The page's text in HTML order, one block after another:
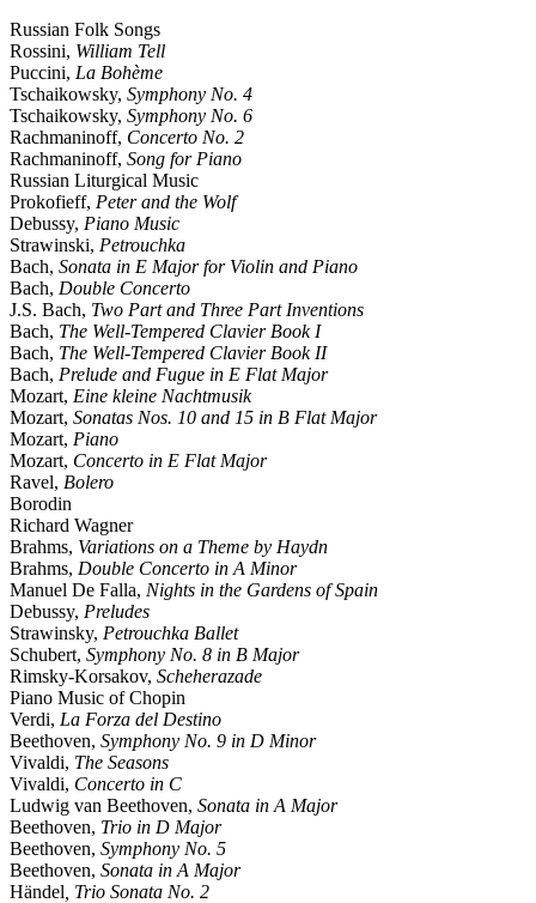
Russian Folk Songs
Rossini, William Tell
Puccini, La Bohème
Tschaikowsky, Symphony No. 4
Tschaikowsky, Symphony No. 6
Rachmaninoff, Concerto No. 2
Rachmaninoff, Song for Piano
Russian Liturgical Music
Prokofieff, Peter and the Wolf
Debussy, Piano Music
Strawinski, Petrouchka
Bach, Sonata in E Major for Violin and Piano
Bach, Double Concerto
J.S. Bach, Two Part and Three Part Inventions
Bach, The Well-Tempered Clavier Book I
Bach, The Well-Tempered Clavier Book II
Bach, Prelude and Fugue in E Flat Major
Mozart, Eine kleine Nachtmusik
Mozart, Sonatas Nos. 10 and 15 in B Flat Major
Mozart, Piano
Mozart, Concerto in E Flat Major
Ravel, Bolero
Borodin
Richard Wagner
Brahms, Variations on a Theme by Haydn
Brahms, Double Concerto in A Minor
Manuel De Falla, Nights in the Gardens of Spain
Debussy, Preludes
Strawinsky, Petrouchka Ballet
Schubert, Symphony No. 8 in B Major
Rimsky-Korsakov, Scheherazade
Piano Music of Chopin
Verdi, La Forza del Destino
Beethoven, Symphony No. 9 in D Minor
Vivaldi, The Seasons
Vivaldi, Concerto in C
Ludwig van Beethoven, Sonata in A Major
Beethoven, Trio in D Major
Beethoven, Symphony No. 5
Beethoven, Sonata in A Major
Händel , Trio Sonata No. 2